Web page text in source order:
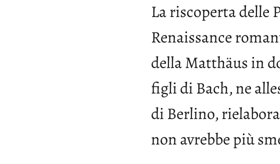
La riscoperta delle
Renaissance
della Matthäus in
figli di Bach, ne
di Berlino,
non avrebbe più